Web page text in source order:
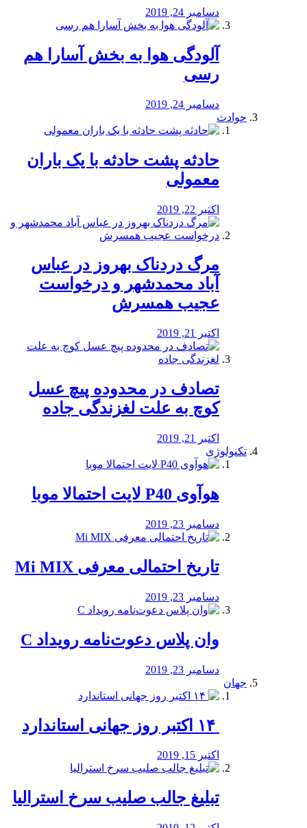
دسامبر 24, 2019
آلودگی هوا به بخش آسارا هم
رسی
دسامبر 24, 2019
حوادث
️حادثه پشت حادثه با یک باران
معمولی
اکتبر 22, 2019
مرگ دردناک بهروز در عباس
آباد محمدشهر و درخواست
عجیب همسرش
اکتبر 21, 2019
تصادف در محدوده پیچ عسل
کوچ به علت لغزندگی جاده
اکتبر 21, 2019
تکنولوژی
هوآوی P40 لایت احتمالا موبا
دسامبر 23, 2019
تاریخ احتمالی معرفی Mi MIX
دسامبر 23, 2019
وان پلاس دعوت‌نامه رویداد C
دسامبر 23, 2019
جهان
اکتبر 15, 2019
تبلیغ جالب صلیب سرخ استرالیا